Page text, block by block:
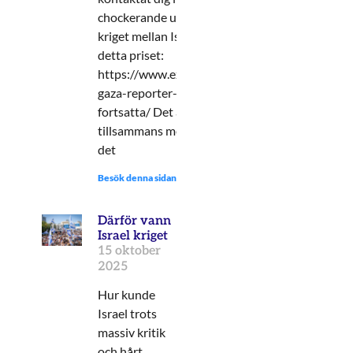
chockerande under de två senaste årens
kriget mellan Israel och Hamas men eventuellt
detta priset:
https://www.expressen.se/nyheter/sverige/
gaza-reporter-muhammad–al-masry-hyllar-
fortsatta/ Det är en sak att ni under två år valt
tillsammans med denna ”journalist”. Att du
det
Besök denna sidan:
Därför vann
Israel kriget
15 oktober
2025
Hur kunde
Israel trots
massiv kritik